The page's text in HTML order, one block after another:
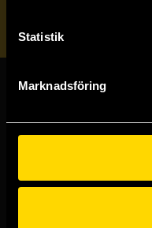
Statistik
Marknadsföring
Butiker &
Stockholmsbutiken